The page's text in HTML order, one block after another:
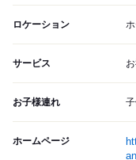
ロケーション
サービス
お子様連れ
ホームページ